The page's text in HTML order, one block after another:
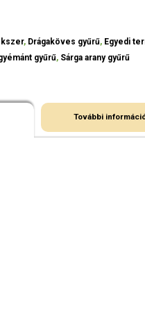
, Drágaköves gyűrű, Egyedi
gyűrű, Sárga arany gyűrű
További